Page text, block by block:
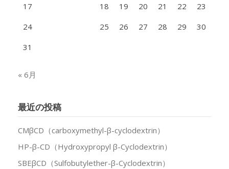
17
18 19 20 21 22
23
24
25 26 27 28 29
30
31
« 6月
最近の投稿
CMβCD（carboxymethyl-β-cyclodextrin）
HP-β-CD（Hydroxypropyl β-Cyclodextrin）
SBEβCD（Sulfobutylether-β-Cyclodextrin）